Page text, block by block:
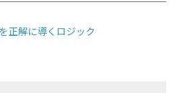
正解に導くロジック